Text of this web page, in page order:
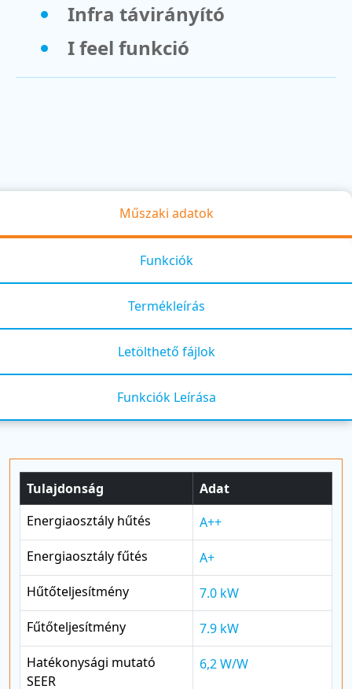
Infra távirányító
I feel funkció
Műszaki adatok
Funkciók
Termékleírás
Letölthető fájlok
Funkciók Leírása
Tulajdonság
Adat
Energiaosztály hűtés
A++
Energiaosztály fűtés
A+
Hűtőteljesítmény
7.0 kW
Fűtőteljesítmény
7.9 kW
Hatékonysági mutató
SEER
6,2 W/W